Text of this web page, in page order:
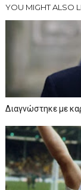
YOU MIGHT ALSO
Διαγνώστηκε με